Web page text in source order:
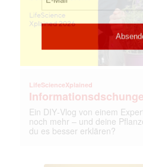
LifeScienceXplained
Ein DIY‑Vlog von einem
noch mehr – und deine
du es besser erklären?